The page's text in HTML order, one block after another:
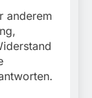
anderem